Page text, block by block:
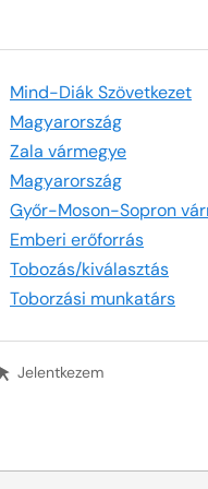
Mind-Diák Szövetkezet
Magyarország
Zala vármegye
Magyarország
Győr-Moson-Sopron
Emberi erőforrás
Tobozás/kiválasztás
Toborzási munkatárs
Jelentkezem